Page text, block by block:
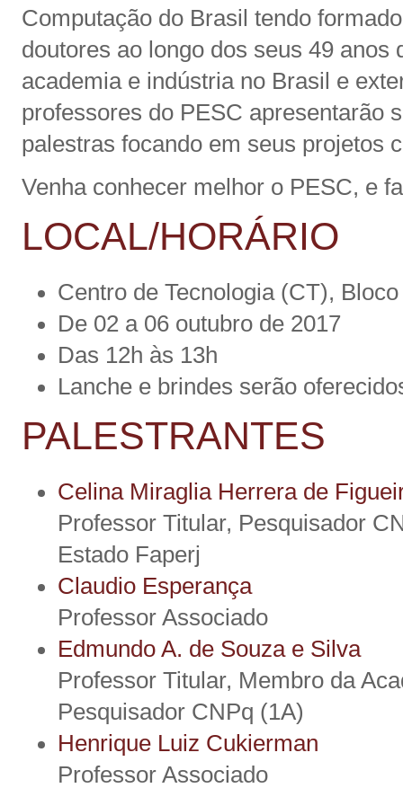
Computação do Brasil tendo
doutores ao longo dos seus 49 anos
academia e indústria no Brasil e
professores do PESC apresentarão
palestras focando em seus projetos
Venha conhecer melhor o PESC, e
LOCAL/HORÁRIO
Centro de Tecnologia (CT),
De 02 a 06 outubro de 2017
Das 12h às 13h
Lanche e brindes serão
PALESTRANTES
Celina Miraglia Herrera de
Professor Titular, Pesquisador
Estado Faperj
Claudio Esperança
Professor Associado
Edmundo A. de Souza e Silva
Professor Titular, Membro da
Pesquisador CNPq (1A)
Henrique Luiz Cukierman
Professor Associado